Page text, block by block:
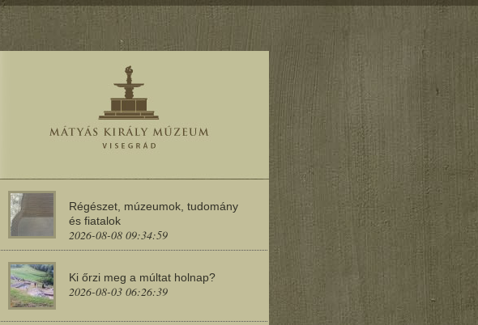
Régészet, múzeumok, tudomány
és fiatalok
2026-08-08 09:34:59
Ki őrzi meg a múltat holnap?
2026-08-03 06:26:39